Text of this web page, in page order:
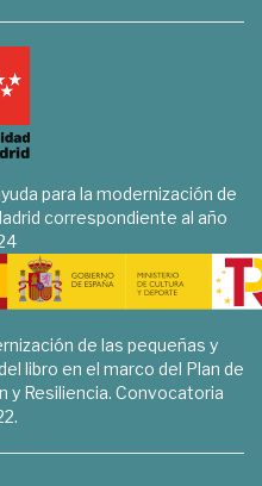
para la modernización de
correspondiente al año
de las pequeñas y
libro en el marco del Plan de
y Resiliencia. Convocatoria